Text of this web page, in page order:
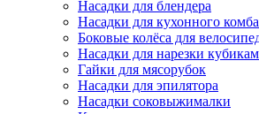
Насадки для блендера
Насадки для кухонного
Боковые колёса для
Насадки для нарезки
Гайки для мясорубок
Насадки для эпилятора
Насадки соковыжималки